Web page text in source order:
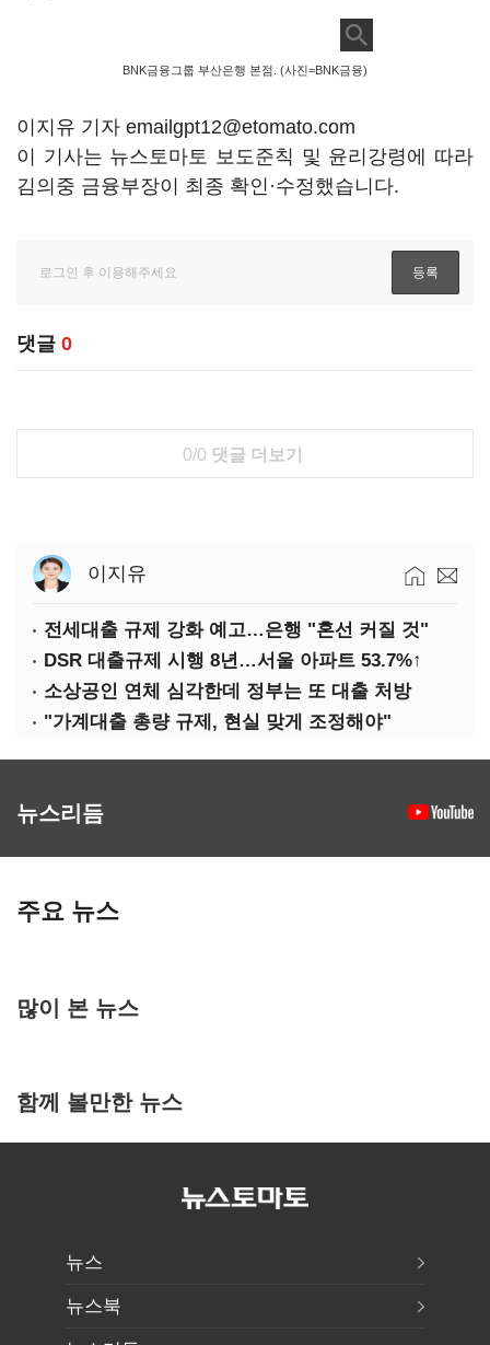
BNK금융그룹 부산은행 본점. (사진=BNK금융)
이지유 기자 emailgpt12@etomato.com
이 기사는 뉴스토마토 보도준칙 및 윤리강령에 따라
김의중 금융부장이 최종 확인·수정했습니다.
댓글 0
0/0 댓글 더보기
이지유
전세대출 규제 강화 예고…은행 "혼선 커질 것"
DSR 대출규제 시행 8년…서울 아파트 53.7%↑
소상공인 연체 심각한데 정부는 또 대출 처방
"가계대출 총량 규제, 현실 맞게 조정해야"
뉴스리듬
주요 뉴스
많이 본 뉴스
함께 볼만한 뉴스
뉴스
뉴스북